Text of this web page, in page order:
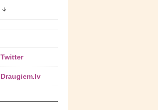
Twitter
Draugiem.lv